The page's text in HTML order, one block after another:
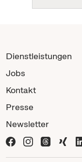
Dienstleistungen
Jobs
Kontakt
Presse
Newsletter